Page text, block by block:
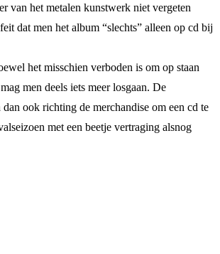
van het metalen kunstwerk niet vergeten
dat men het album “slechts” alleen op cd bij
het misschien verboden is om op staan
men deels iets meer losgaan. De
ook richting de merchandise om een cd te
met een beetje vertraging alsnog